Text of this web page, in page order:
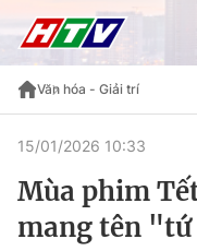
Văn hóa - Giải trí
15/01/2026 10:33
Mùa phim
mang tên